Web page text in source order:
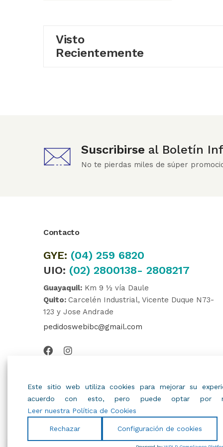
Visto
Recientemente
Suscribirse al Boletín
No te pierdas miles de súper
Contacto
GYE: (04) 259 6820
UIO: (02) 2800138- 2808217
Guayaquil: Km 9 ½ vía Daule
Quito: Carcelén Industrial, Vicente Duque N73-
123 y Jose Andrade
pedidoswebibc@gmail.com
Todos Los Derechos Reservados.
Este sitio web utiliza cookies para mejorar su
acuerdo con esto, pero puede optar por
Leer nuestra Política de Cookies
Rechazar Configuración de cookies